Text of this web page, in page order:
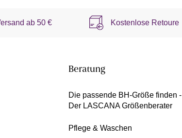
ab50 € Kostenlose Retoure
Beratung
Die passende BH-Größe finden -
Der LASCANA Größenberater
Pflege & Waschen